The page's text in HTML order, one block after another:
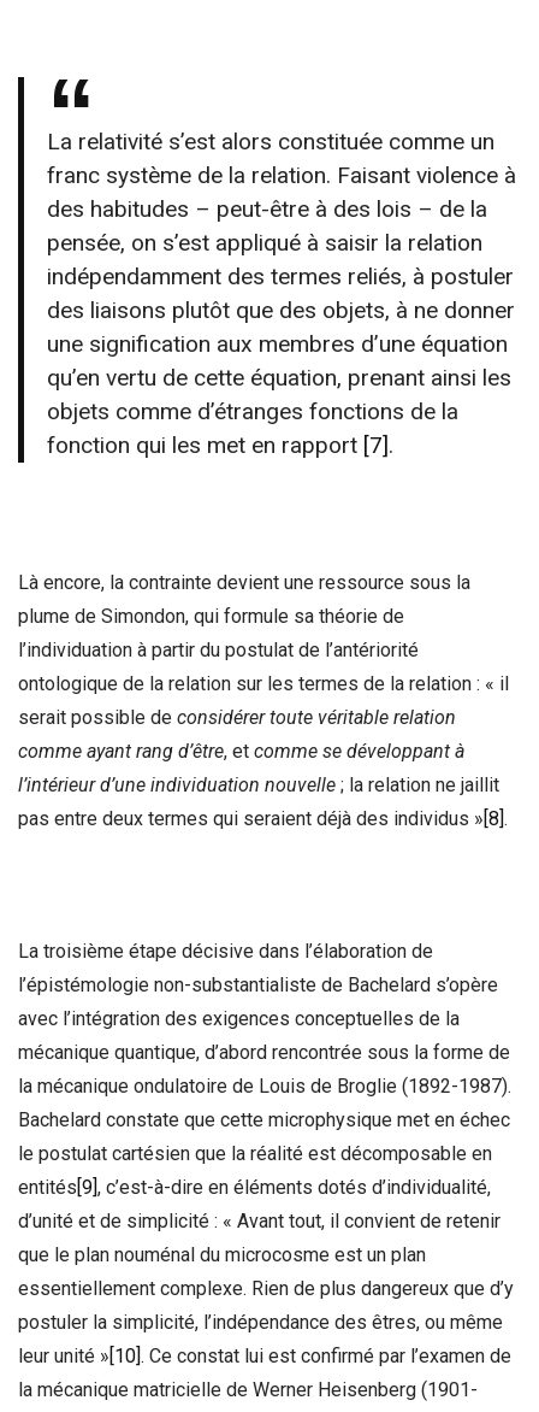
La relativité s’est alors constituée comme un
franc système de la relation. Faisant violence à
des habitudes – peut-être à des lois – de la
pensée, on s’est appliqué à saisir la relation
indépendamment des termes reliés, à postuler
des liaisons plutôt que des objets, à ne donner
une signification aux membres d’une équation
qu’en vertu de cette équation, prenant ainsi les
objets comme d’étranges fonctions de la
fonction qui les met en rapport [7].
Là encore, la contrainte devient une ressource sous la
plume de Simondon, qui formule sa théorie de
l’individuation à partir du postulat de l’antériorité
ontologique de la relation sur les termes de la relation : « il
serait possible de considérer toute véritable relation
comme ayant rang d’être, et comme se développant à
l’intérieur d’une individuation nouvelle ; la relation ne jaillit
pas entre deux termes qui seraient déjà des individus »[8].
La troisième étape décisive dans l’élaboration de
l’épistémologie non-substantialiste de Bachelard s’opère
avec l’intégration des exigences conceptuelles de la
mécanique quantique, d’abord rencontrée sous la forme de
la mécanique ondulatoire de Louis de Broglie (1892-1987).
Bachelard constate que cette microphysique met en échec
le postulat cartésien que la réalité est décomposable en
entités [9] , c’est-à-dire en éléments dotés d’individualité,
d’unité et de simplicité : « Avant tout, il convient de retenir
que le plan nouménal du microcosme est un plan
essentiellement complexe. Rien de plus dangereux que d’y
postuler la simplicité, l’indépendance des êtres, ou même
leur unité » [10] . Ce constat lui est confirmé par l’examen de
la mécanique matricielle de Werner Heisenberg (1901-